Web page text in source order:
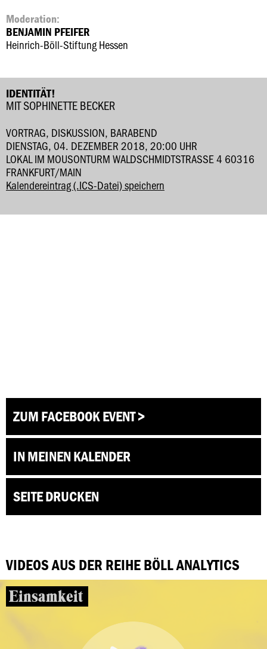
Moderation:
BENJAMIN PFEIFER
Heinrich-Böll-Stiftung Hessen
IDENTITÄT!
MIT SOPHINETTE BECKER
VORTRAG, DISKUSSION, BARABEND
DIENSTAG, 04. DEZEMBER 2018, 20:00 UHR
LOKAL IM MOUSONTURM WALDSCHMIDTSTRASSE 4 60316 F
RANKFURT/MAIN
Kalendereintrag (.ICS-Datei) speichern
ZUM FACEBOOK EVENT >
IN MEINEN KALENDER
SEITE DRUCKEN
VIDEOS AUS DER REIHE BÖLL ANALYTICS
Einsamkeit